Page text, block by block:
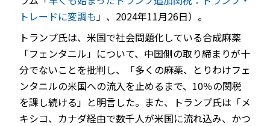
JP EN
トレードに変調も」、2024年11月26日）。
トランプ氏は、米国で社会問題化している合成麻薬
「フェンタニル」について、中国側の取り締まりが十
分でないことを批判し、「多くの麻薬、とりわけフェ
ンタニルの米国への流入を止めるまで、10％の関税
を課し続ける」と明言した。また、トランプ氏は「メ
キシコ、カナダ経由で数千人が米国に流れ込み、かつ